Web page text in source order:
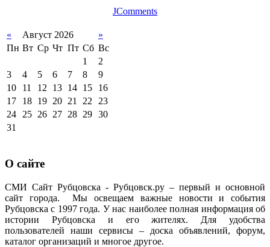
JComments
« Август 2026
»
Пн Вт Ср Чт Пт Сб Вс
1
2
3
4 5 6 7 8
9
10
11 12 13 14 15
16
17
18 19 20 21 22
23
24
25 26 27 28 29 30
31
О сайте
СМИ Сайт Рубцовска - Рубцовск.ру – первый и основной
сайт города. Мы освещаем важные новости и события
Рубцовска с 1997 года. У нас наиболее полная информация об
истории Рубцовска и его жителях. Для удобства
пользователей наши сервисы – доска объявлений, форум,
каталог организаций и многое другое.